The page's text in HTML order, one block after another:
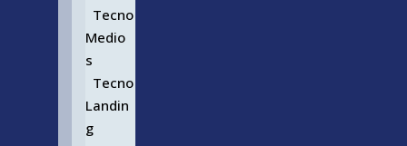
Tecno
Medio
s
Tecno
Landin
g